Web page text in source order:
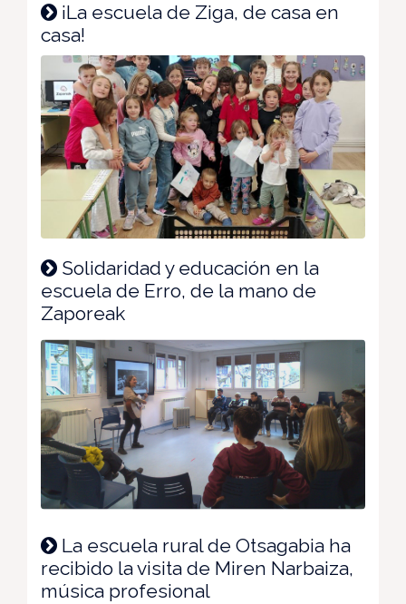
¡La escuela de Ziga, de casa en
casa!
Solidaridad y educación en la
escuela de Erro, de la mano de
Zaporeak
La escuela rural de Otsagabia ha
recibido la visita de Miren Narbaiza,
música profesional